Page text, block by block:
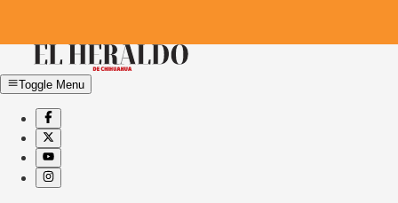
Toggle Menu